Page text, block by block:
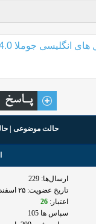
انگلیسی جوملا 4.0 - 4.9
حالت موضوعی
ارسال‌ها: 229
تاریخ عضویت: ۲۵ اسفند ۱۳۹۲
اعتبار: 26
سپاس ها 105